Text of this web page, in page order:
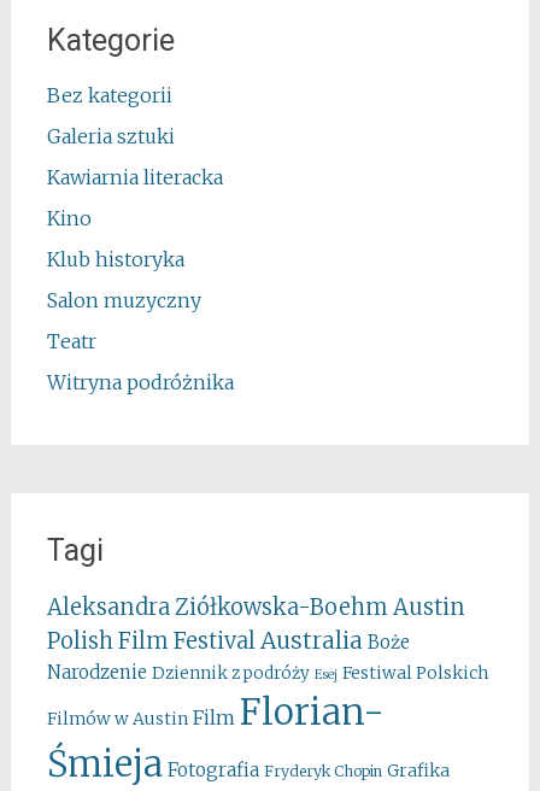
Kategorie
Bez kategorii
Galeria sztuki
Kawiarnia literacka
Kino
Klub historyka
Salon muzyczny
Teatr
Witryna podróżnika
Tagi
Aleksandra Ziółkowska-Boehm Austin
Polish Film FestivalAustralia Boże
Narodzenie Dziennik z podróży Esej Festiwal Polskich
Filmów w Austin Film Florian-
Śmieja Fotografia Fryderyk Chopin Grafika